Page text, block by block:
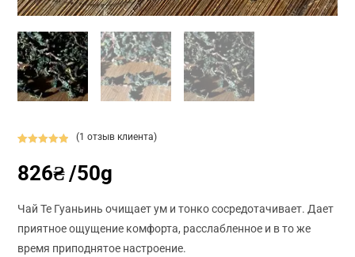
5.00из 5 на
основе
пользовател
я
(1 отзыв клиента)
826₴/50g
Чай Те Гуаньинь очищает ум и тонко сосредотачивает. Дает
приятное ощущение комфорта, расслабленное и в то же
время приподнятое настроение.